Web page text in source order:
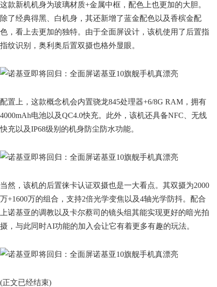
这款新机机身为玻璃材质+金属中框，配色上也更加的大胆。
除了经典得黑、白机身，其还新增了蓝金配色以及香槟金配
色，看上去更加的独特。由于全面屏设计，该机使用了后置指
指纹识别，奥利奥后置双摄也格外显眼。
配置上，这款概念机会内置骁龙845处理器+6/8G RAM，拥有
4000mAh电池以及QC4.0快充。此外，该机还具备NFC、无线
快充以及IP68级别的机身防尘防水功能。
当然，该机的后置徕卡认证双摄也是一大看点。其双摄为2000
万+1600万的组合，支持2倍光学变焦以及4轴光学防抖。配合
上诺基亚的调教以及卡尔蔡司的镜头组其能实现更好的暗光拍
摄，与此同时AI功能的加入会让它有着更多有趣的玩法。
(正文已经结束)